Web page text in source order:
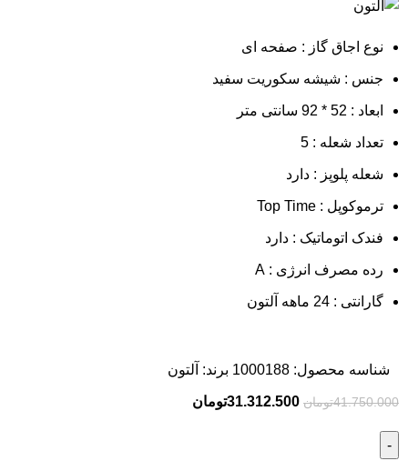
نوع اجاق گاز : صفحه ای
جنس : شیشه سکوریت سفید
ابعاد : 52 * 92 سانتی متر
تعداد شعله : 5
شعله پلوپز : دارد
ترموکوپل : Top Time
فندک اتوماتیک : دارد
رده مصرف انرژی : A
گارانتی : 24 ماهه آلتون
شناسه محصول:1000188 برند: آلتون
41.750.000تومان 31.312.500تومان